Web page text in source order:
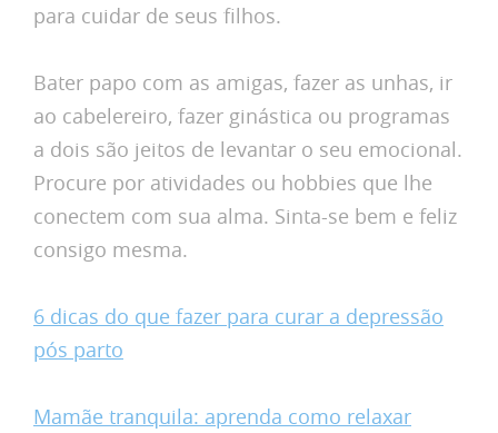
para cuidar de seus filhos.
Bater papo com as amigas, fazer as unhas, ir
ao cabelereiro, fazer ginástica ou programas
a dois são jeitos de levantar o seu emocional.
Procure por atividades ou hobbies que lhe
conectem com sua alma. Sinta-se bem e feliz
consigo mesma.
6 dicas do que fazer para curar a depressão
pós parto
Mamãe tranquila: aprenda como relaxar